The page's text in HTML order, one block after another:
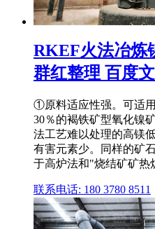
RKEF火法冶炼
群红整理 百度
①原料适应性强。可适
30％的褐铁矿型氧化镍
法工艺难以处理的高镁
有害元素少。同样的矿
于高炉法和"烧结矿矿热
联系电话: 180 3780 8511